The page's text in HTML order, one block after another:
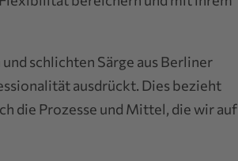
schlichten Särge aus Berliner
ausdrückt. Dies bezieht
die Prozesse und Mittel, die wir auf